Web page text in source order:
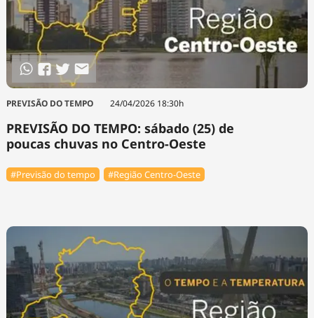
PREVISÃO DO TEMPO 24/04/2026 18:30h
PREVISÃO DO TEMPO: sábado (25) de
poucas chuvas no Centro-Oeste
#Previsão do tempo #Região Centro-Oeste